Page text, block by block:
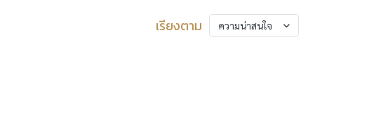
เรียงตาม ความน่าสนใจ